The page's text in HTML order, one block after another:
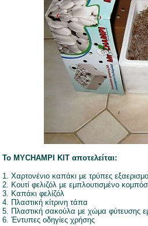
Το MYCHAMPI KIT αποτελείται:
1. Χαρτονένιο καπάκι με τρύπες
2. Κουτί φελιζόλ με εμπλουτισμένο
3. Καπάκι φελίζόλ
4. Πλαστική κίτρινη τάπα
5. Πλαστική σακούλα με χώμα φύτευσης
6. Έντυπες οδηγίες χρήσης